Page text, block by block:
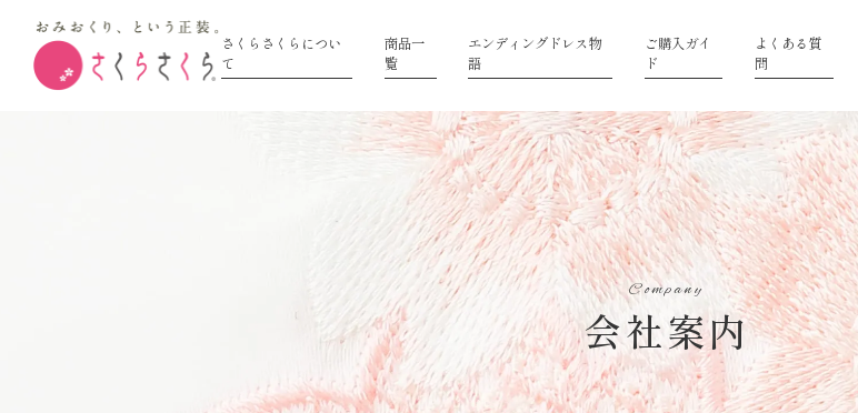
さくらさくらについ
て
商品一
覧
エンディングドレス物
語
ご購入ガイ
ド
よくある質
問
Company
会社案内